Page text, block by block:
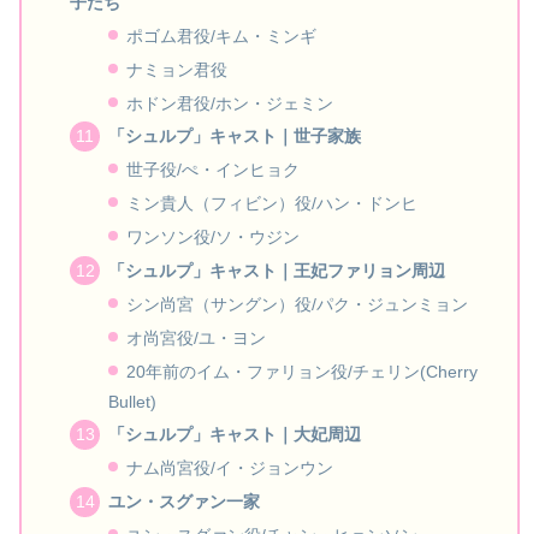
ポゴム君役/キム・ミンギ
ナミョン君役
ホドン君役/ホン・ジェミン
「シュルプ」キャスト｜世子家族
世子役/ぺ・インヒョク
ミン貴人（フィビン）役/ハン・ドンヒ
ワンソン役/ソ・ウジン
「シュルプ」キャスト｜王妃ファリョン周辺
シン尚宮（サングン）役/パク・ジュンミョン
オ尚宮役/ユ・ヨン
20年前のイム・ファリョン役/チェリン(Cherry
Bullet)
「シュルプ」キャスト｜大妃周辺
ナム尚宮役/イ・ジョンウン
ユン・スグァン一家